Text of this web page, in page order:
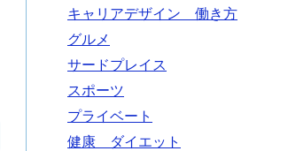
キャリアデザイン 働き方
グルメ
サードプレイス
スポーツ
プライベート
健康 ダイエット